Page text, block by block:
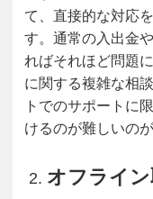
て、直接的な対応
す。通常の入出金
ればそれほど問題
に関する複雑な相
トでのサポートに
けるのが難しいの
オフライ